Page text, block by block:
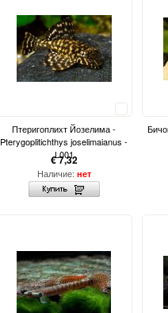
Птеригоплихт Йозелима -
Pterygoplitichthys joselimaianus -
L001
€ 7,32
Наличие: нет